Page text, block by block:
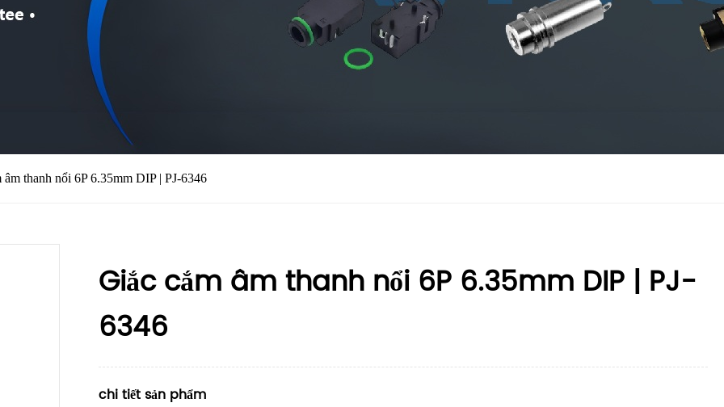
âm thanh nổi 6P 6.35mm DIP | PJ-6346
Giắc cắm âm thanh nổi 6P 6.35mm DIP | PJ-
6346
chi tiết sản phẩm